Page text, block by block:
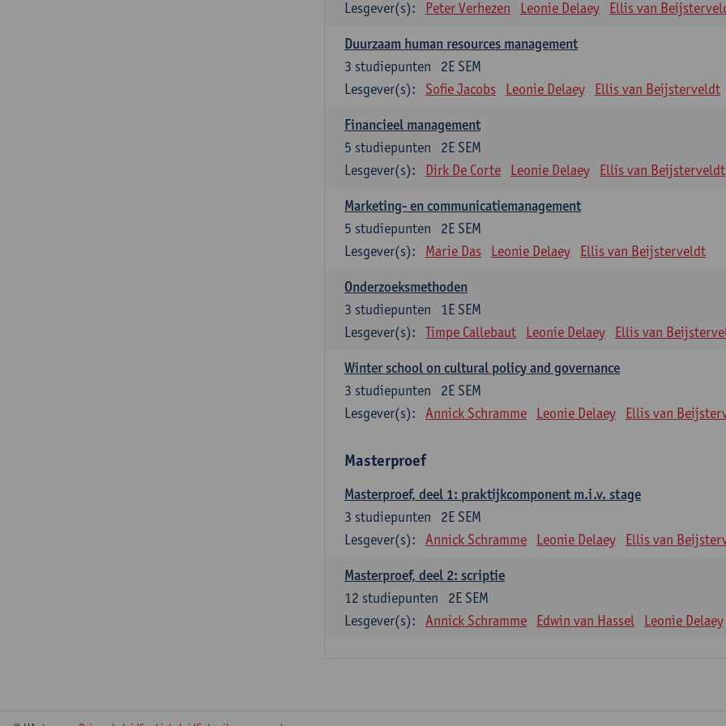
Lesgever(s):
Peter Verhezen Leonie Delaey Ellis van
Duurzaam human resources management
2E SEM
3 studiepunten
Lesgever(s):
Sofie Jacobs Leonie Delaey Ellis van Beijsterveldt
Financieel management
2E SEM
5 studiepunten
Lesgever(s):
Dirk De Corte Leonie Delaey Ellis van Beijsterveldt
Marketing- en communicatiemanagement
2E SEM
5 studiepunten
Lesgever(s):
Marie Das Leonie Delaey Ellis van Beijsterveldt
Onderzoeksmethoden
1E SEM
3 studiepunten
Lesgever(s):
Timpe Callebaut Leonie Delaey Ellis van
Winter school on cultural policy and governance
2E SEM
3 studiepunten
Lesgever(s):
Annick Schramme Leonie Delaey Ellis van
Masterproef
Masterproef, deel 1: praktijkcomponent m.i.v. stage
2E SEM
3 studiepunten
Lesgever(s):
Annick Schramme Leonie Delaey Ellis van
Masterproef, deel 2: scriptie
2E SEM
12 studiepunten
Lesgever(s):
Annick Schramme Edwin van Hassel Leonie Delaey